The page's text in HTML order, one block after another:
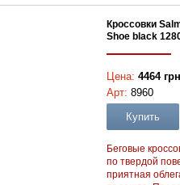
Кроссовки
Shoe black
Цена: 4464
Арт: 8960
Купить
Беговые
по твердой
приятная